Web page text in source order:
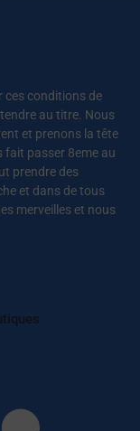
ces conditions de
au titre. Nous
et prenons la tête
fait passer 8eme au
prendre des
et dans de tous
merveilles et nous